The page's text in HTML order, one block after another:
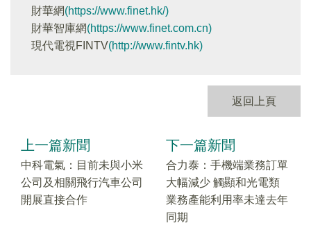
財華網(https://www.finet.hk/)
財華智庫網(https://www.finet.com.cn)
現代電視FINTV(http://www.fintv.hk)
返回上頁
上一篇新聞
中科電氣：目前未與小米
公司及相關飛行汽車公司
開展直接合作
下一篇新聞
合力泰：手機端業務訂單
大幅減少 觸顯和光電類
業務產能利用率未達去年
同期